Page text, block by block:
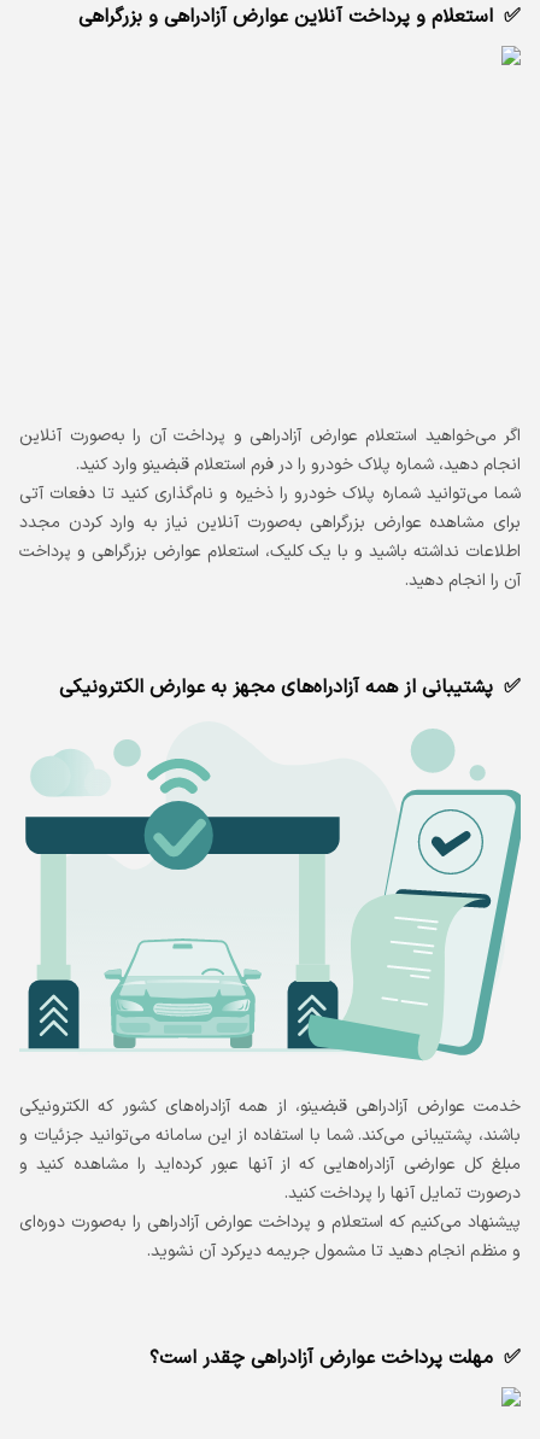
استعلام و پرداخت آنلاین عوارض آزادراهی و بزرگراهی
اگر می‌خواهید استعلام عوارض آزادراهی و پرداخت آن را به‌صورت آنلاین
انجام دهید، شماره پلاک خودرو را در فرم استعلام قبضینو وارد کنید.
شما می‌توانید شماره پلاک خودرو را ذخیره و نام‌گذاری کنید تا دفعات آتی
برای مشاهده عوارض بزرگراهی به‌صورت آنلاین نیاز به وارد کردن مجدد
اطلاعات نداشته باشید و با یک کلیک، استعلام عوارض بزرگراهی و پرداخت
آن را انجام دهید.
پشتیبانی از همه آزادراه‌های مجهز به عوارض الکترونیکی
خدمت عوارض آزادراهی قبضینو، از همه آزادراه‌های کشور که الکترونیکی
باشند، پشتیبانی می‌کند. شما با استفاده از این سامانه می‌توانید جزئیات و
مبلغ کل عوارضی آزادراه‌هایی که از آنها عبور کرده‌اید را مشاهده کنید و
درصورت تمایل آنها را پرداخت کنید.
پیشنهاد می‌کنیم که استعلام و پرداخت عوارض آزادراهی را به‌صورت دوره‌ای
و منظم انجام دهید تا مشمول جریمه دیرکرد آن نشوید.
مهلت پرداخت عوارض آزادراهی چقدر است؟